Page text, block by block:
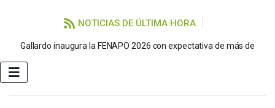
NOTICIAS DE ÚLTIMA HORA
Gallardo inaugura la FENAPO 2026 con expectativa de más de